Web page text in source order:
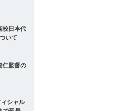
校日本代
いて
仁監督の
シャル